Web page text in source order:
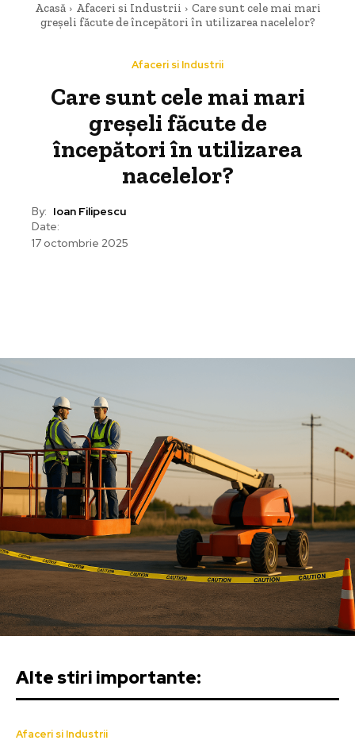
Acasă Afaceri si Industrii
Care sunt cele mai mari
greșeli făcute de începători în utilizarea nacelelor?
Afaceri si Industrii
Care sunt cele mai mari
greșeli făcute de
începători în utilizarea
nacelelor?
By: Ioan Filipescu
Date:
17 octombrie 2025
Alte stiri importante:
Afaceri si Industrii